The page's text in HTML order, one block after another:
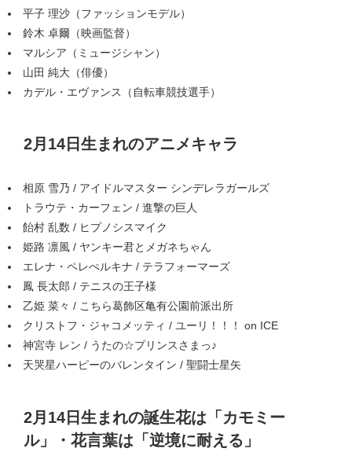
平子 理沙（ファッションモデル）
鈴木 卓爾（映画監督）
マルシア（ミュージシャン）
山田 純大（俳優）
カデル・エヴァンス（自転車競技選手）
2月14日生まれのアニメキャラ
相原 雪乃 / アイドルマスター シンデレラガールズ
トラウテ・カーフェン / 進撃の巨人
飴村 乱数 / ヒプノシスマイク
姫路 凛風 / ヤンキー君とメガネちゃん
エレナ・ペレぺルキナ / テラフォーマーズ
鳳 長太郎 / テニスの王子様
乙姫 菜々 / こちら葛飾区亀有公園前派出所
クリストフ・ジャコメッティ / ユーリ！！！ on ICE
神宮寺 レン / うたの☆プリンスさまっ♪
天哭星ハーピーのバレンタイン / 聖闘士星矢
2月14日生まれの誕生花は「カモミー
ル」・花言葉は「逆境に耐える」